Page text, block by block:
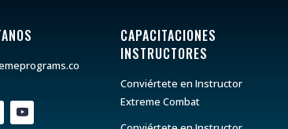
CAPACITACIONES
INSTRUCTORES
Conviértete en Instructor
Extreme Combat